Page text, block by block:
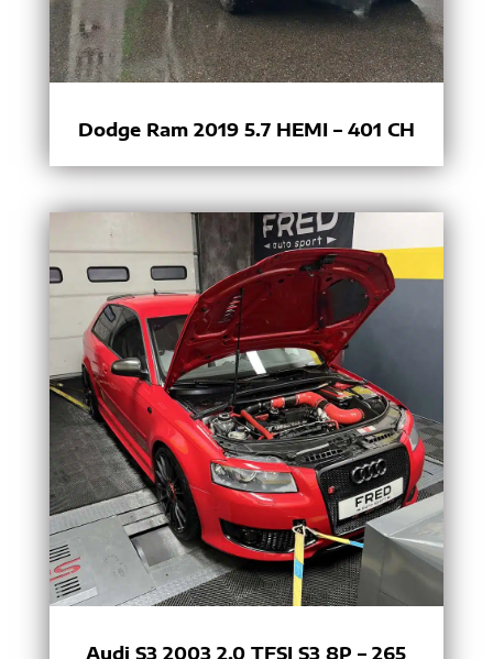
Dodge Ram 2019 5.7 HEMI – 401 CH
Audi S3 2003 2.0 TFSI S3 8P – 265